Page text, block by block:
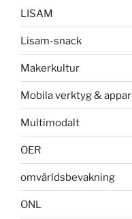
LISAM
Lisam-snack
Makerkultur
Mobila verktyg & appar
Multimodalt
OER
omvärldsbevakning
ONL